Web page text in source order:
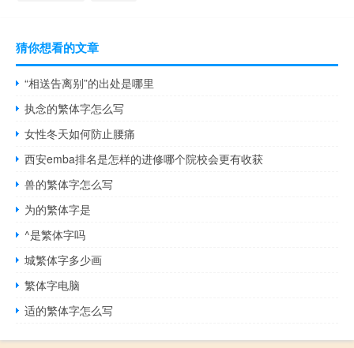
猜你想看的文章
“相送告离别”的出处是哪里
执念的繁体字怎么写
女性冬天如何防止腰痛
西安emba排名是怎样的进修哪个院校会更有收获
兽的繁体字怎么写
为的繁体字是
^是繁体字吗
城繁体字多少画
繁体字电脑
适的繁体字怎么写